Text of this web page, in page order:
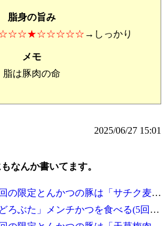
脂身の旨み
→しっかり
メモ
脂は豚肉の命
2025/06/27 15:01
なんか書いてます。
の限定とんかつの豚は
サチク麦王
どろぶた
メンチかつを食べる(5回目)